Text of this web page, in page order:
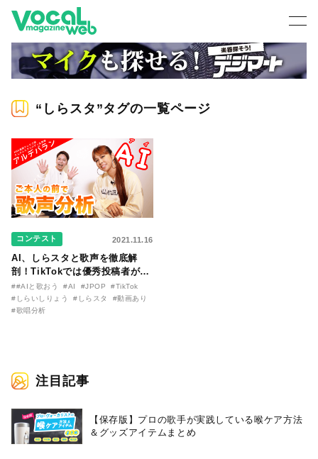
“しらスタ”タグの一覧ページ
コンテスト 2021.11.16
AI、しらスタと歌声を徹底解
剖！TikTokでは優秀投稿者がAI
と共演も
##AIと歌おう #AI #JPOP
#TikTok
#しらいしりょう
#しらスタ
#動画あり
#歌唱分析
注目記事
【保存版】プロの歌手が実践している喉ケア⽅法
＆グッズアイテムまとめ